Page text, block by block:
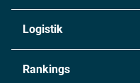
Chemie
Logistik
Rankings